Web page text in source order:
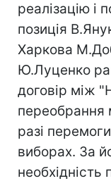
реалізацію і
позиція
Харкова
Ю.Луценко
договір між
переобрання
разі
виборах. За